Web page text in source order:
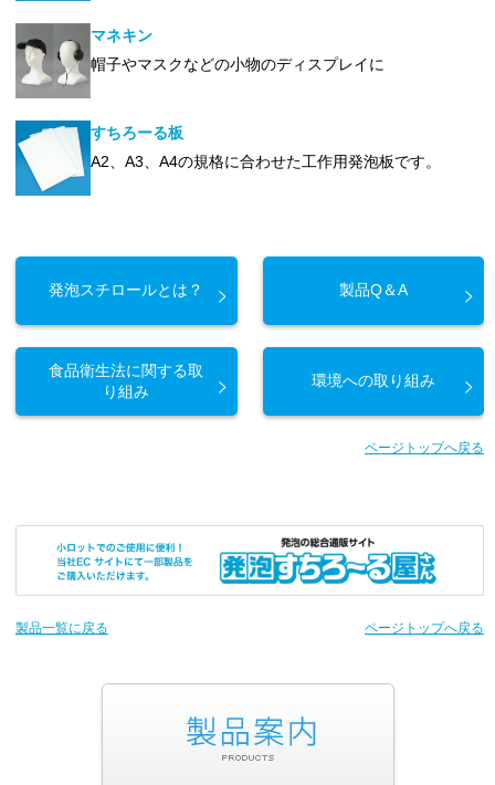
マネキン
帽子やマスクなどの小物のディスプレイに
すちろーる板
A2、A3、A4の規格に合わせた工作用発泡板です。
発泡スチロールとは？ 製品Q＆A
食品衛生法に関する取
り組み
環境への取り組み
ページトップへ戻る
製品一覧に戻る ページトップへ戻る